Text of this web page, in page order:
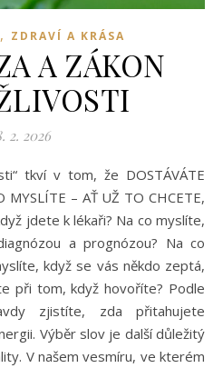
, ZDRAVÍ A KRÁSA
A ZÁKON
2. 2026
MYSLÍTE – AŤ UŽ TO CHCETE,
jdete k lékaři? Na co myslíte,
a prognózou? Na co
když se vás někdo zeptá,
při tom, když hovoříte? Podle
zjistíte, zda přitahujete
Výběr slov je další důležitý
V našem vesmíru, ve kterém